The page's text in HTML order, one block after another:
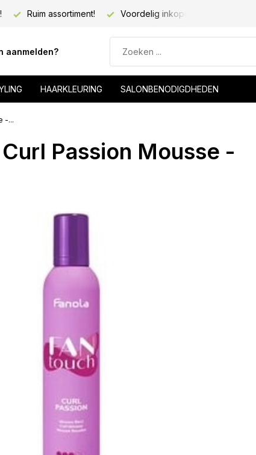
Ruim assortiment! Voordelig inkopen voor kapsalons!
aanmelden?
HAARKLEURING SALONBENODIGDHEDEN
-...
Passion Mousse -